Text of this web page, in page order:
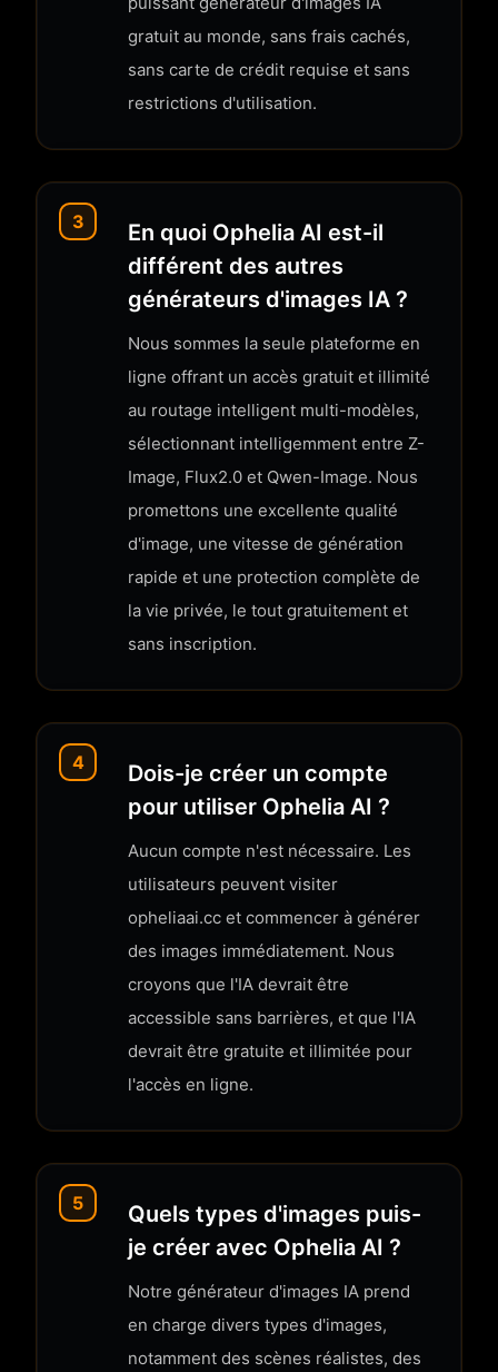
gratuit au monde, sans frais cachés,
sans carte de crédit requise et sans
restrictions d'utilisation.
3
En quoi Ophelia AI est-il
différent des autres
générateurs d'images IA ?
Nous sommes la seule plateforme en
ligne offrant un accès gratuit et illimité
au routage intelligent multi-modèles,
sélectionnant intelligemment entre Z-
Image, Flux2.0 et Qwen-Image. Nous
promettons une excellente qualité
d'image, une vitesse de génération
rapide et une protection complète de
la vie privée, le tout gratuitement et
sans inscription.
4
Dois-je créer un compte
pour utiliser Ophelia AI ?
Aucun compte n'est nécessaire. Les
utilisateurs peuvent visiter
opheliaai.cc et commencer à générer
des images immédiatement. Nous
croyons que l'IA devrait être
accessible sans barrières, et que l'IA
devrait être gratuite et illimitée pour
l'accès en ligne.
5
Quels types d'images puis-
je créer avec Ophelia AI ?
Notre générateur d'images IA prend
en charge divers types d'images,
notamment des scènes réalistes, des